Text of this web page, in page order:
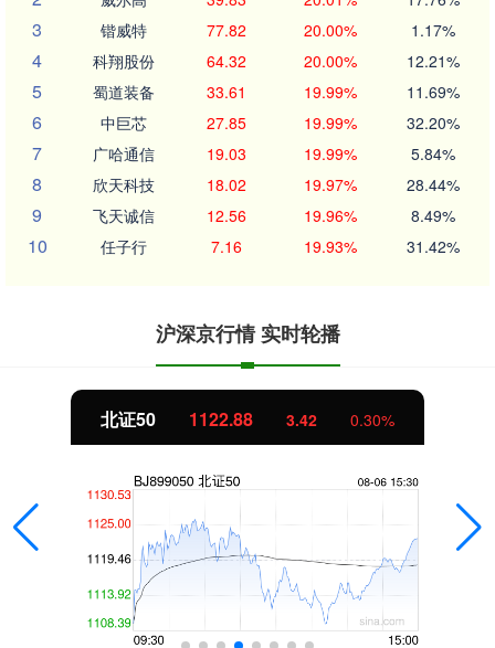
3 锴威特 77.82 20.00% 1.17%
4 科翔股份 64.32 20.00% 12.21%
5 蜀道装备 33.61 19.99% 11.69%
6 中巨芯 27.85 19.99% 32.20%
7 广哈通信 19.03 19.99% 5.84%
8 欣天科技 18.02 19.97% 28.44%
9 飞天诚信 12.56 19.96% 8.49%
10 任子行 7.16 19.93% 31.42%
沪深京行情 实时轮播
北证50 1122.88 3.42 0.30%